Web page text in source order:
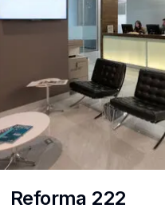
Reforma 222